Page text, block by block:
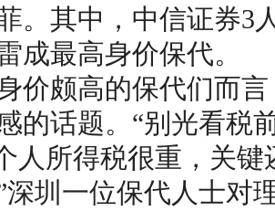
。其中，中信证券3
成最高身价保代。
颇高的保代们而言
的话题。“别光看税
人所得税很重，关键
深圳一位保代人士对